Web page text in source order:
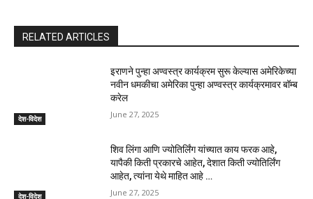
RELATED ARTICLES
देश-विदेश
इराणने पुन्हा अण्वस्त्र कार्यक्रम सुरू केल्यास अमेरिकेच्या
नवीन धमकीचा अमेरिका पुन्हा अण्वस्त्र कार्यक्रमावर बॉम्ब
करेल
June 27, 2025
देश-विदेश
शिव लिंगा आणि ज्योतिर्लिंग यांच्यात काय फरक आहे,
यापैकी किती प्रकारचे आहेत, देशात किती ज्योतिर्लिंग
आहेत, त्यांना येथे माहित आहे …
June 27, 2025